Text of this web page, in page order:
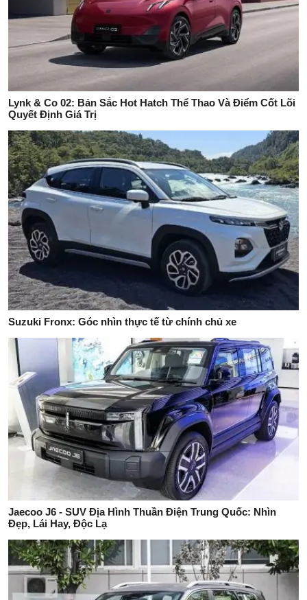
Lynk & Co 02: Bản Sắc Hot Hatch Thể Thao Và Điểm Cốt Lõi
Quyết Định Giá Trị
Suzuki Fronx: Góc nhìn thực tế từ chính chủ xe
Jaecoo J6 - SUV Địa Hình Thuần Điện Trung Quốc: Nhìn
Đẹp, Lái Hay, Độc Lạ